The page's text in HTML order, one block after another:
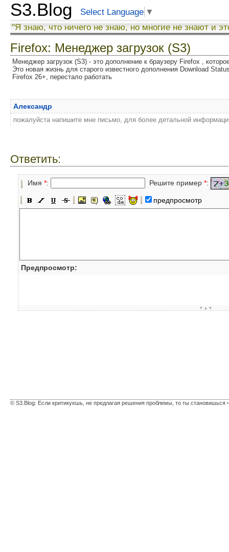
S3.Blog Select Language ▼
"Я знаю, что ничего не знаю, но многие не знают и
Firefox: Менеджер загрузок (S3)
Менеджер загрузок (S3) - это дополнение к браузеру Firefox ,
Это новая жизнь для старого известного дополнения Download
Firefox 26+, перестало работать
Александр
пожалуйста напишите мне письмо, для более детальной
Ответить:
Имя *: Решите пример *:
предпросмотр
Предпросмотр:
▼▲▼
© S3.Blog: Если критикуешь, не предлагая решения проблемы, то ты становишься